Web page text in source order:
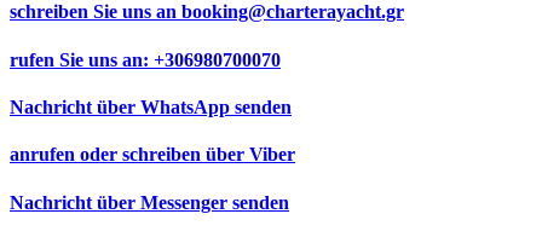
schreiben Sie uns an booking@charterayacht.gr
rufen Sie uns an: +306980700070
Nachricht über WhatsApp senden
anrufen oder schreiben über Viber
Nachricht über Messenger senden